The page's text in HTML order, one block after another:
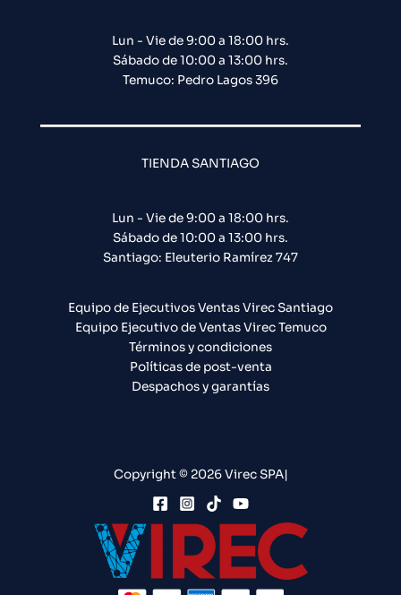
Lun - Vie de 9:00 a 18:00 hrs.
Sábado de 10:00 a 13:00 hrs.
Temuco: Pedro Lagos 396
TIENDA SANTIAGO
Lun - Vie de 9:00 a 18:00 hrs.
Sábado de 10:00 a 13:00 hrs.
Santiago: Eleuterio Ramírez 747​
Equipo de Ejecutivos Ventas Virec Santiago
Equipo Ejecutivo de Ventas Virec Temuco
Términos y condiciones
Políticas de post-venta
Despachos y garantías
Copyright © 2026 Virec SPA|